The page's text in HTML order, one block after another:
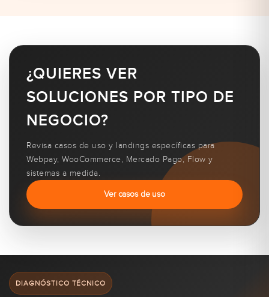
¿QUIERES VER
SOLUCIONES POR TIPO DE
NEGOCIO?
Revisa casos de uso y landings específicas para
Webpay, WooCommerce, Mercado Pago, Flow y
sistemas a medida.
Ver casos de uso
DIAGNÓSTICO TÉCNICO